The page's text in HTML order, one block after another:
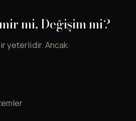
mi, Değişim mi?
yeterlidir. Ancak: